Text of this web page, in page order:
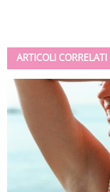
ARTICOLI CORRELATI